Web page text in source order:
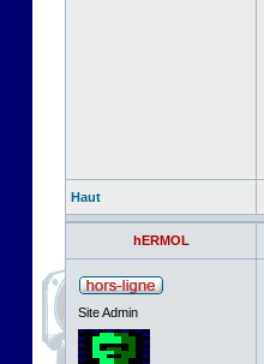
Haut
hERMOL
Site Admin